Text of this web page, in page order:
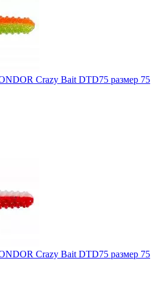
Crazy Bait DTD75 размер 75
Crazy Bait DTD75 размер 75